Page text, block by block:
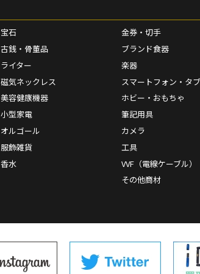
宝石
古銭・骨董品
ライター
磁気ネックレス
美容健康機器
小型家電
オルゴール
服飾雑貨
香水
金券・切手
ブランド食器
楽器
スマートフォン・タ
ホビー・おもちゃ
筆記用具
カメラ
工具
VVF（電線ケーブル）
その他商材